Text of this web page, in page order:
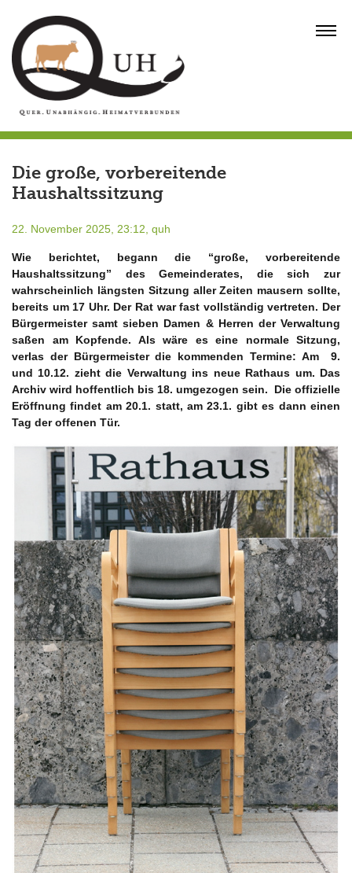
content
Die große, vorbereitende
Haushaltssitzung
22. November 2025, 23:12, quh
Wie berichtet, begann die “große, vorbereitende
Haushaltssitzung” des Gemeinderates, die sich zur
wahrscheinlich längsten Sitzung aller Zeiten mausern sollte,
bereits um 17 Uhr. Der Rat war fast vollständig vertreten. Der
Bürgermeister samt sieben Damen & Herren der Verwaltung
saßen am Kopfende. Als wäre es eine normale Sitzung,
verlas der Bürgermeister die kommenden Termine: Am 9.
und 10.12. zieht die Verwaltung ins neue Rathaus um. Das
Archiv wird hoffentlich bis 18. umgezogen sein. Die offizielle
Eröffnung findet am 20.1. statt, am 23.1. gibt es dann einen
Tag der offenen Tür.